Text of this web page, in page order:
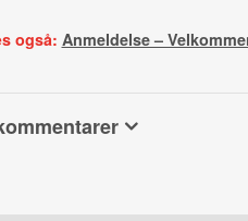
også: Anmeldelse –